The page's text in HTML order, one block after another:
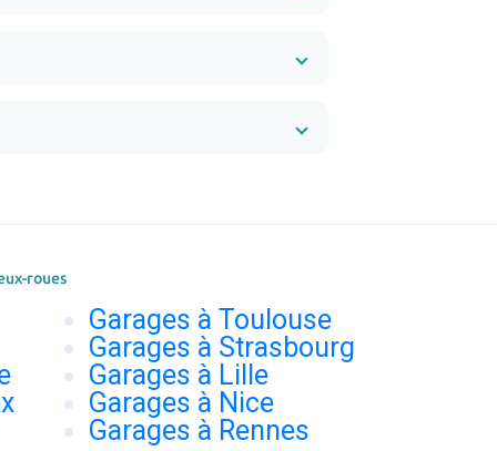
roues
Garages à Toulouse
Garages à Strasbourg
Garages à Lille
Garages à Nice
Garages à Rennes